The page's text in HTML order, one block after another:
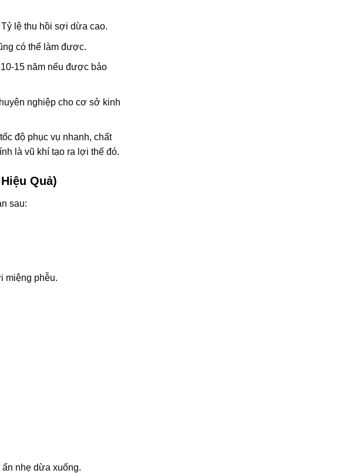
Tỷ lệ thu hồi sợi dừa cao.
có thể làm được.
15 năm nếu được bảo
nghiệp cho cơ sở kinh
độ phục vụ nhanh, chất
là vũ khí tạo ra lợi thế đó.
Quả)
sau:
miệng phễu.
nhẹ dừa xuống.